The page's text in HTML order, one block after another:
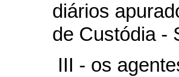
diários
de Custódia -
III - os